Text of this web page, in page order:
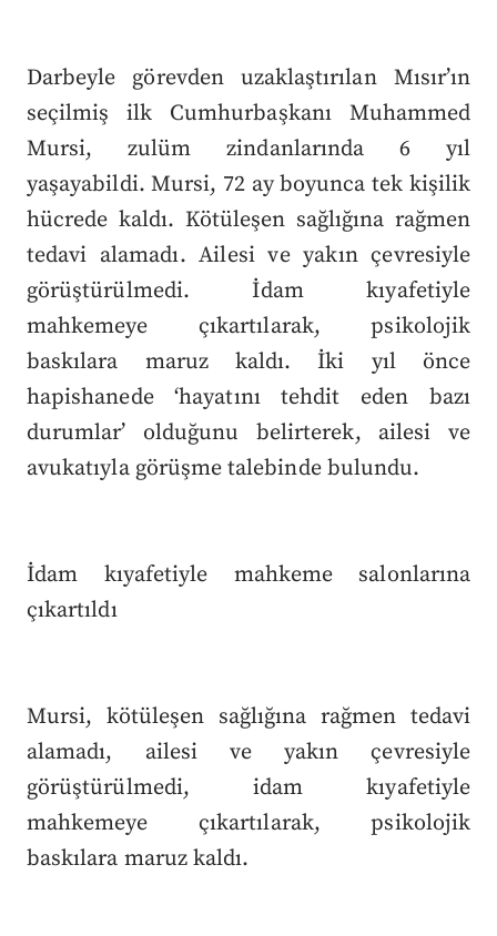
Darbeyle görevden uzaklaştırılan Mısır’ın
seçilmiş ilk Cumhurbaşkanı Muhammed
Mursi, zulüm zindanlarında 6 yıl
yaşayabildi. Mursi, 72 ay boyunca tek kişilik
hücrede kaldı. Kötüleşen sağlığına rağmen
tedavi alamadı. Ailesi ve yakın çevresiyle
görüştürülmedi. İdam kıyafetiyle
mahkemeye çıkartılarak, psikolojik
baskılara maruz kaldı. İki yıl önce
hapishanede ‘hayatını tehdit eden bazı
durumlar’ olduğunu belirterek, ailesi ve
avukatıyla görüşme talebinde bulundu.
İdam kıyafetiyle mahkeme salonlarına
çıkartıldı
Mursi, kötüleşen sağlığına rağmen tedavi
alamadı, ailesi ve yakın çevresiyle
görüştürülmedi, idam kıyafetiyle
mahkemeye çıkartılarak, psikolojik
baskılara maruz kaldı.